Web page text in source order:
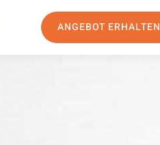
ANGEBOT ERHALTEN